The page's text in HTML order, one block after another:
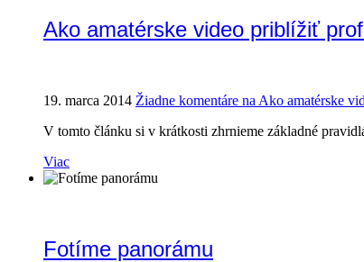
Ako amatérske video priblížiť
19. marca 2014 Žiadne komentáre na Ako amatérske
V tomto článku si v krátkosti zhrnieme základné
Viac
Fotíme panorámu